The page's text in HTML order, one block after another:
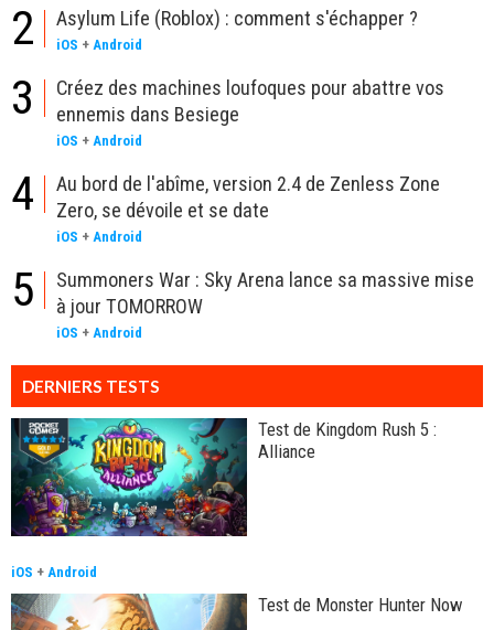
2 Asylum Life (Roblox) : comment s'échapper ?
iOS + Android
3
Créez des machines loufoques pour abattre vos
ennemis dans Besiege
iOS + Android
4
Au bord de l'abîme, version 2.4 de Zenless Zone
Zero, se dévoile et se date
iOS + Android
5
Summoners War : Sky Arena lance sa massive mise
à jour TOMORROW
iOS + Android
DERNIERS TESTS
Test de Kingdom Rush 5 :
Alliance
iOS + Android
Test de Monster Hunter Now